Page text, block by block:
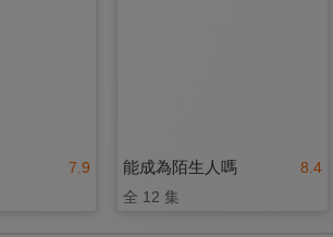
7.9 8.4
能成為陌生人嗎
全 12 集